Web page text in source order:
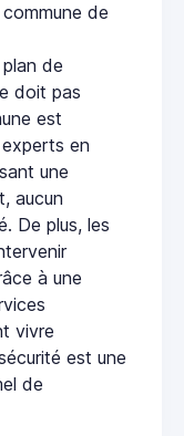
de
de
doit pas
est
en
une
aucun
De plus, les
à une
vivre
est une
de